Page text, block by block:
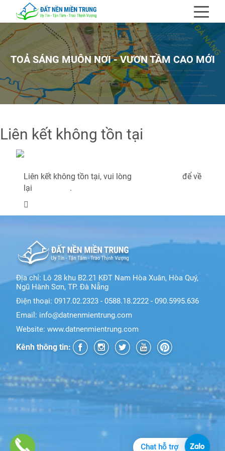
TOẢ SÁNG MUÔN NƠI - VƯƠN TẦM CAO MỚI
Liên kết không tồn tại
Liên kết không tồn tại, vui lòng
để về
lại
.
Địa chỉ: Lô 28 khu B2.21 KĐT Nam Hòa Xuân, Hòa Quý,
Ngũ Hành Sơn, TP. Đà Nẵng
Điện thoại: 0917.02.2323 - 0588.18.2222 - 090.5995.636
Email: info@datnenmientrung.com
Website: www.datnenmientrung.com
Kênh thông tin:
Chat hỗ trợ